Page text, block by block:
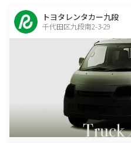
トヨタレンタカー九段
千代田区九段南2-3-29